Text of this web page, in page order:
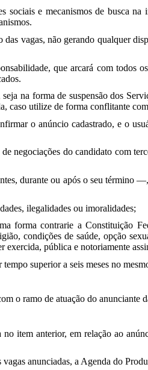
e mecanismos de busca
vagas, não gerando qualquer
que arcará com todos
na forma de suspensão dos
caso utilize de forma conflitante
o anúncio cadastrado, e o
negociações do candidato com
durante ou após o seu término
ilegalidades ou imoralidades;
forma contrarie a Constituição
condições de saúde, opção
exercida, pública e notoriamente
superior a seis meses no
o ramo de atuação do anunciante
item anterior, em relação ao
anunciadas, a Agenda do